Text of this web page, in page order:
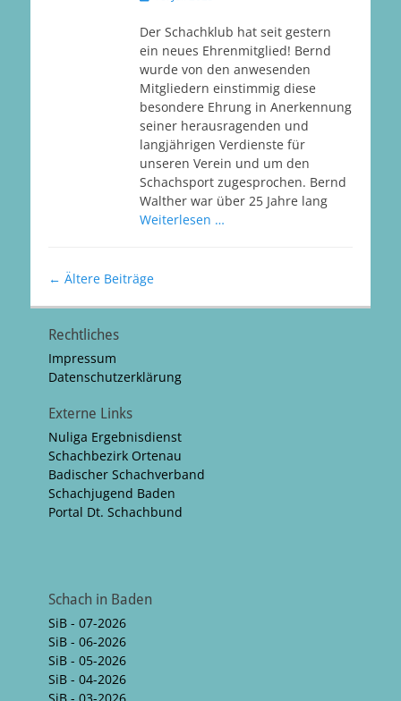
Der Schachklub hat seit gestern
ein neues Ehrenmitglied! Bernd
wurde von den anwesenden
Mitgliedern einstimmig diese
besondere Ehrung in Anerkennung
seiner herausragenden und
langjährigen Verdienste für
unseren Verein und um den
Schachsport zugesprochen. Bernd
Walther war über 25 Jahre lang
Weiterlesen …
Beitragsnavigation
← Ältere Beiträge
Rechtliches
Impressum
Datenschutzerklärung
Externe Links
Nuliga Ergebnisdienst
Schachbezirk Ortenau
Badischer Schachverband
Schachjugend Baden
Portal Dt. Schachbund
Schach in Baden
SiB - 07-2026
SiB - 06-2026
SiB - 05-2026
SiB - 04-2026